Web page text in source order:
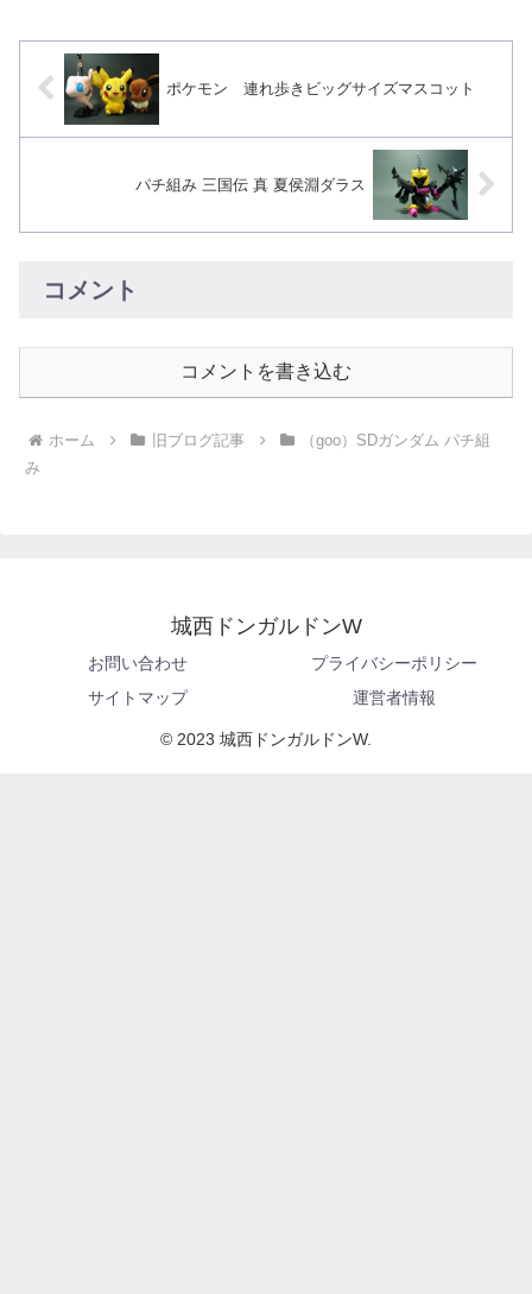
ポケモン 連れ歩きビッグサイズマスコット
パチ組み 三国伝 真 夏侯淵ダラス
コメント
コメントを書き込む
ホーム 旧ブログ記事
（goo）SDガンダム パチ組
み
城西ドンガルドンW
お問い合わせ
プライバシーポリシー
サイトマップ
運営者情報
© 2023 城西ドンガルドンW.